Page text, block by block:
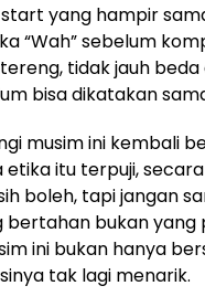
yang hampir
“Wah” sebelum
tidak jauh
bisa dikatakan
musim ini kembali
itu terpuji,
boleh, tapi jangan
bukan yang
ini bukan hanya
tak lagi menarik.